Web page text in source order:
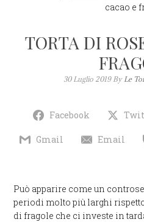
cacao e
TORTA DI
30 Luglio 2019ByLe
Facebook
Gmail Email
Può apparire come un
periodi molto più larghi
di fragole che ci investe in